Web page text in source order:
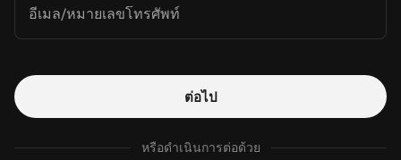
อีเมล/หมายเลขโทรศัพท์
ต่อไป
หรือดำเนินการต่อด้วย